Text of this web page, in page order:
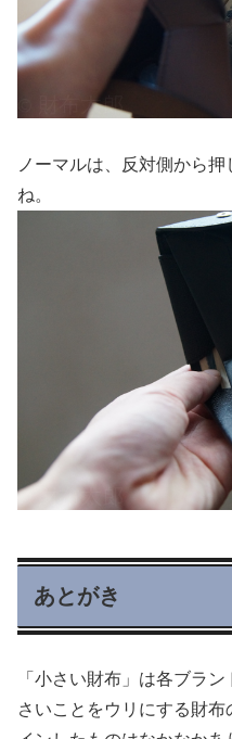
ノーマルは、反対側から
ね。
あとがき
「小さい財布」は各ブラ
さいことをウリにする財